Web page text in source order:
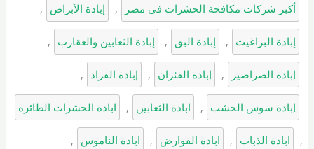
أكبر شركات مكافحة الحشرات في مصر , إبادة الأبراص ,
إبادة البراغيث , إبادة البق , إبادة الثعابين والعقارب ,
إبادة الصراصير , إبادة الفئران , إبادة القراد ,
إبادة سوس الخشب , ابادة الثعابين , ابادة الحشرات الطائرة
, ابادة الذباب , ابادة القوارض , ابادة الناموس ,